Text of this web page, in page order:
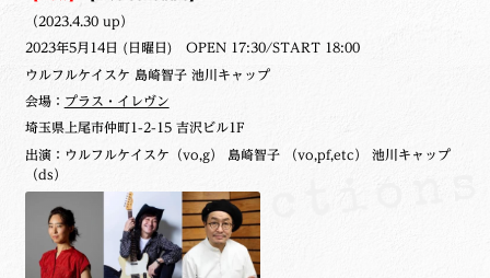
（2023.4.30 up）
2023年5月14日 (日曜日) OPEN 17:30/START 18:00
ウルフルケイスケ 島崎智子 池川キャップ
会場： プラス・イレヴン
埼玉県上尾市仲町1-2-15 吉沢ビル1F
出演：ウルフルケイスケ（vo,g） 島崎智子 （vo,pf,etc） 池川キャップ
（ds）